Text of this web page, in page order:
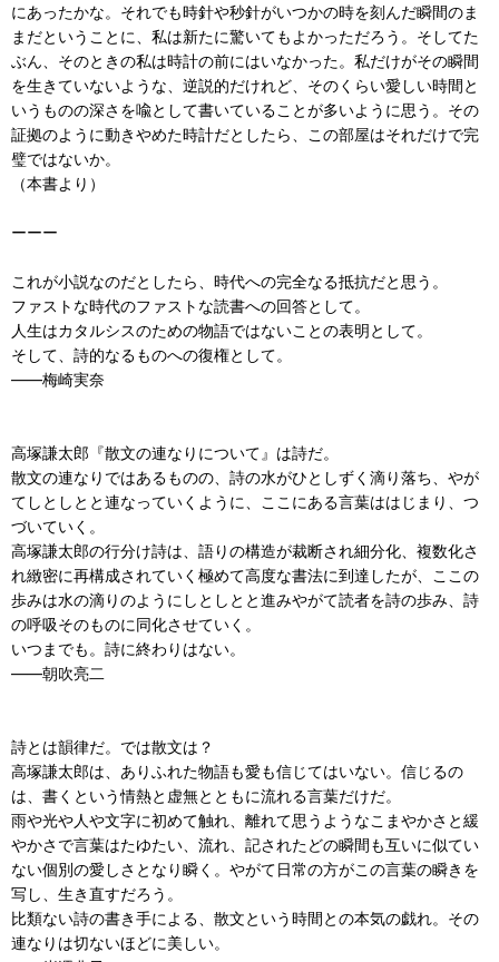
にあったかな。それでも時針や秒針がいつかの時を刻んだ瞬間のま
まだということに、私は新たに驚いてもよかっただろう。そしてた
ぶん、そのときの私は時計の前にはいなかった。私だけがその瞬間
を生きていないような、逆説的だけれど、そのくらい愛しい時間と
いうものの深さを喩として書いていることが多いように思う。その
証拠のように動きやめた時計だとしたら、この部屋はそれだけで完
璧ではないか。
（本書より）
ーーー
これが小説なのだとしたら、時代への完全なる抵抗だと思う。
ファストな時代のファストな読書への回答として。
人生はカタルシスのための物語ではないことの表明として。
そして、詩的なるものへの復権として。
――梅崎実奈
高塚謙太郎『散文の連なりについて』は詩だ。
散文の連なりではあるものの、詩の水がひとしずく滴り落ち、やが
てしとしとと連なっていくように、ここにある言葉ははじまり、つ
づいていく。
高塚謙太郎の行分け詩は、語りの構造が裁断され細分化、複数化さ
れ緻密に再構成されていく極めて高度な書法に到達したが、ここの
歩みは水の滴りのようにしとしとと進みやがて読者を詩の歩み、詩
の呼吸そのものに同化させていく。
いつまでも。詩に終わりはない。
――朝吹亮二
詩とは韻律だ。では散文は？
高塚謙太郎は、ありふれた物語も愛も信じてはいない。信じるの
は、書くという情熱と虚無とともに流れる言葉だけだ。
雨や光や人や文字に初めて触れ、離れて思うようなこまやかさと緩
やかさで言葉はたゆたい、流れ、記されたどの瞬間も互いに似てい
ない個別の愛しさとなり瞬く。やがて日常の方がこの言葉の瞬きを
写し、生き直すだろう。
比類ない詩の書き手による、散文という時間との本気の戯れ。その
連なりは切ないほどに美しい。